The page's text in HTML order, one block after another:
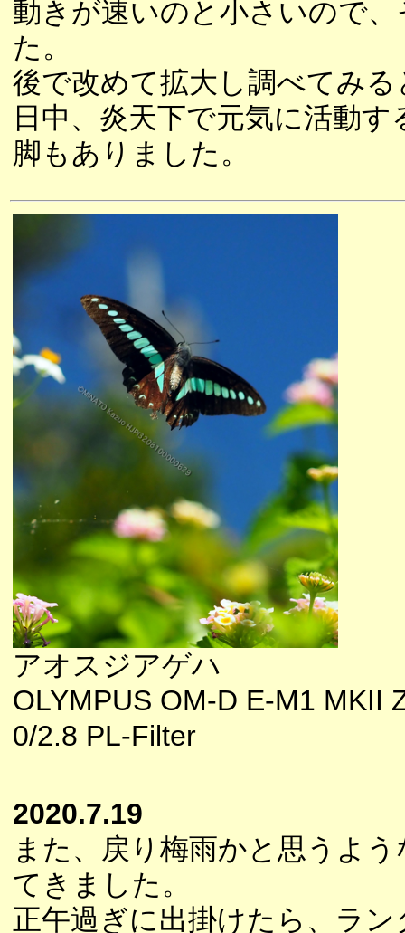
動きが速いのと小さいので
た。
後で改めて拡大し調べてみ
日中、炎天下で元気に活動す
脚もありました。
アオスジアゲハ
OLYMPUS OM-D E-M1 MKII
0/2.8 PL-Filter
2020.7.19
また、戻り梅雨かと思うよ
てきました。
正午過ぎに出掛けたら、ラ